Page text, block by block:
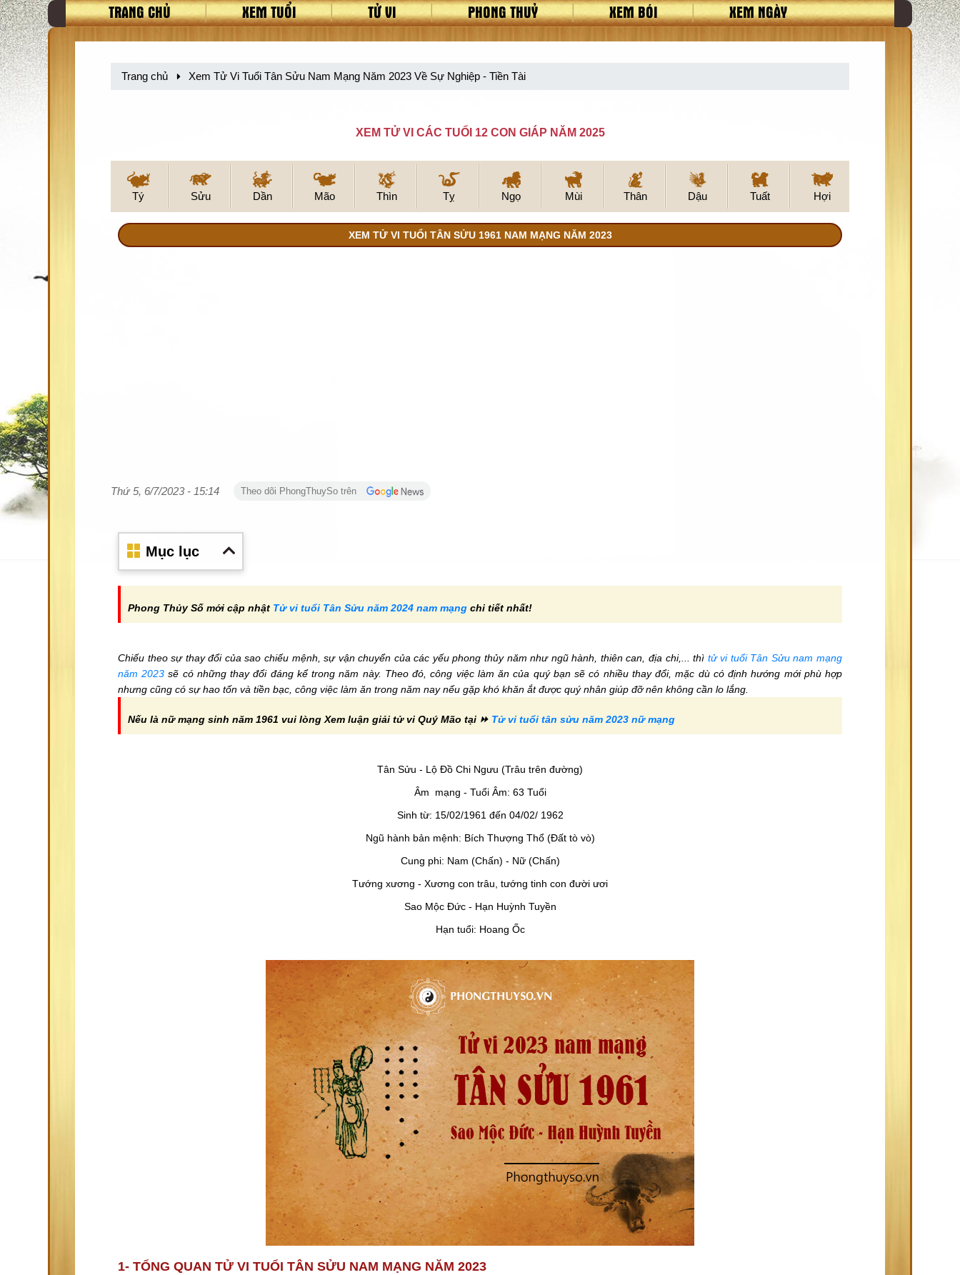
TRANG CHỦ XEM TUỔI TỬ VI PHONG THUỶ XEM BÓI XEM NGÀY
Trang chủ Xem Tử Vi Tuổi Tân Sửu Nam Mạng Năm 2023 Về Sự Nghiệp - Tiền Tài
XEM TỬ VI CÁC TUỔI 12 CON GIÁP NĂM 2025
Tý Sửu Dần Mão Thìn Tỵ Ngọ Mùi Thân Dậu Tuất Hợi
XEM TỬ VI TUỔI TÂN SỬU 1961 NAM MẠNG NĂM 2023
Thứ 5, 6/7/2023 - 15:14 Theo dõi PhongThuySo trên
Mục lục
Phong Thủy Số mới cập nhật Tử vi tuổi Tân Sửu năm 2024 nam mạng chi tiết nhất!
Chiếu theo sự thay đổi của sao chiếu mệnh, sự vận chuyển của các yếu phong thủy năm như ngũ hành, thiên can, địa chi,... thì tử vi tuổi Tân Sửu nam mạng
năm 2023 sẽ có những thay đổi đáng kể trong năm này. Theo đó, công việc làm ăn của quý bạn sẽ có nhiều thay đổi, mặc dù có định hướng mới phù hợp
nhưng cũng có sự hao tốn và tiền bạc, công việc làm ăn trong năm nay nếu gặp khó khăn ắt được quý nhân giúp đỡ nên không cần lo lắng.
Nếu là nữ mạng sinh năm 1961 vui lòng Xem luận giải tử vi Quý Mão tại ⏩ Tử vi tuổi tân sửu năm 2023 nữ mạng
Tân Sửu - Lộ Đồ Chi Ngưu (Trâu trên đường)
Âm mạng - Tuổi Âm: 63 Tuổi
Sinh từ: 15/02/1961 đến 04/02/ 1962
Ngũ hành bản mệnh: Bích Thượng Thổ (Đất tò vò)
Cung phi: Nam (Chấn) - Nữ (Chấn)
Tướng xương - Xương con trâu, tướng tinh con đười ươi
Sao Mộc Đức - Hạn Huỳnh Tuyền
Hạn tuổi: Hoang Ốc
1- TỔNG QUAN TỬ VI TUỔI TÂN SỬU NAM MẠNG NĂM 2023